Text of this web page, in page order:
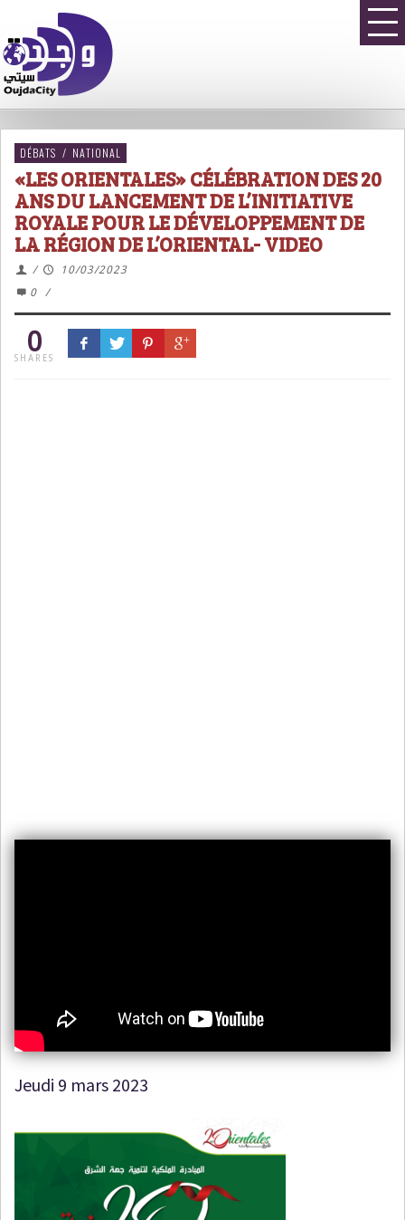
DÉBATS / NATIONAL
«LES ORIENTALES» CÉLÉBRATION DES 20
ANS DU LANCEMENT DE L’INITIATIVE
ROYALE POUR LE DÉVELOPPEMENT DE
LA RÉGION DE L’ORIENTAL- VIDEO
/
10/03/2023
0
/
0
SHARES
Jeudi 9 mars 2023